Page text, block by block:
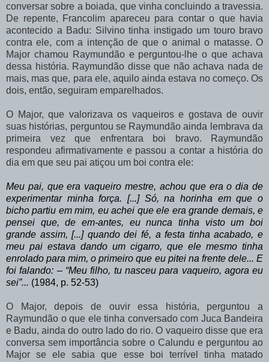
conversar sobre a boiada, que vinha concluindo a travessia.
De repente, Francolim apareceu para contar o que havia
acontecido a Badu: Silvino tinha instigado um touro bravo
contra ele, com a intenção de que o animal o matasse. O
Major chamou Raymundão e perguntou-lhe o que achava
dessa história. Raymundão disse que não achava nada de
mais, mas que, para ele, aquilo ainda estava no começo. Os
dois, então, seguiram emparelhados.
O Major, que valorizava os vaqueiros e gostava de ouvir
suas histórias, perguntou se Raymundão ainda lembrava da
primeira
vez que enfrentara boi bravo.
Raymundão
respondeu afirmativamente e passou a contar a história do
dia em que seu pai atiçou um boi contra ele:
Meu pai, que era vaqueiro mestre, achou que era o dia de
experimentar minha força. [...] Só, na horinha em que o
bicho partiu em mim, eu achei que ele era grande demais, e
pensei que, de em-antes,
eu nunca tinha visto um boi
grande assim, [...] quando dei fé, a festa tinha acabado, e
meu pai estava dando um cigarro, que ele mesmo tinha
enrolado para mim, o primeiro que eu pitei na frente dele... E
foi falando: – “Meu filho, tu nasceu para vaqueiro, agora eu
sei”... (1984, p. 52-53)
O Major, depois de ouvir essa história, perguntou
a
Raymundão o que ele tinha conversado com Juca Bandeira
e Badu, ainda do outro lado do rio. O vaqueiro disse que era
conversa sem importância sobre o Calundu e perguntou ao
Major se ele sabia que esse boi terrível tinha matado